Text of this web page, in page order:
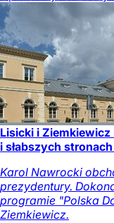
Lisicki i
i słabszych
Karol Nawrocki
prezydentury.
programie "Polska
Ziemkiewicz.